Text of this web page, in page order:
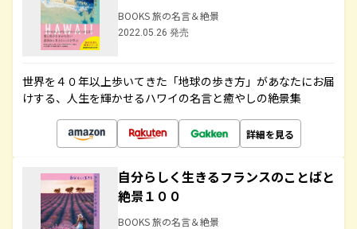
BOOKS 旅の名言＆絶景
2022.05.26 発売
世界を４０年以上歩いてきた「地球の歩き方」があなたにお届
けする、人生を輝かせるハワイの名言と癒やしの絶景集
詳細を見る
自分らしく生きるフランスのことばと
絶景１００
BOOKS 旅の名言＆絶景